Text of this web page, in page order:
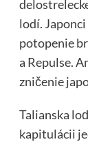
lodí.
potopenie
a Repulse.
zničenie
Talianska
kapitulácii